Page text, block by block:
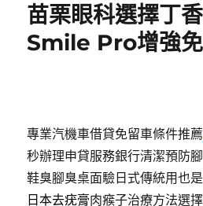
苗栗眼科選擇丁
Smile Pro增強
專業汽機車借貸免留車條件推薦
秒辦理申貸服務銀行清潔預防
鞋臭腳臭桌面驗日式傳統用也
日本去疣膏肉瘊子治療方法選